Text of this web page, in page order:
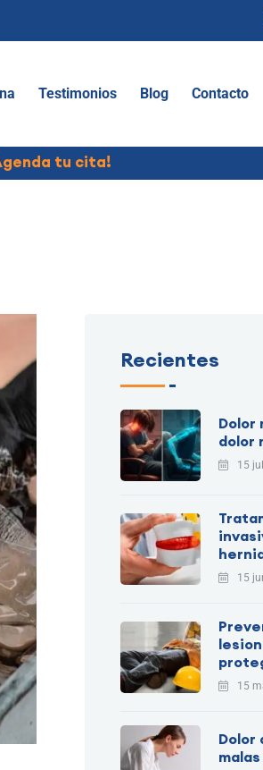
Testimonios Blog Contacto
tu cita!
Recientes
Dolor
dolor
15
15
15
Dolor